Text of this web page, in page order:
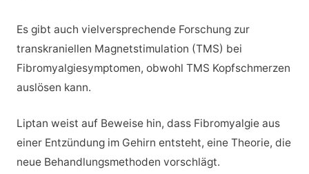
Es gibt auch vielversprechende Forschung zur
transkraniellen Magnetstimulation (TMS) bei
Fibromyalgiesymptomen, obwohl TMS Kopfschmerzen
auslösen kann.
Liptan weist auf Beweise hin, dass Fibromyalgie aus
einer Entzündung im Gehirn entsteht, eine Theorie, die
neue Behandlungsmethoden vorschlägt.